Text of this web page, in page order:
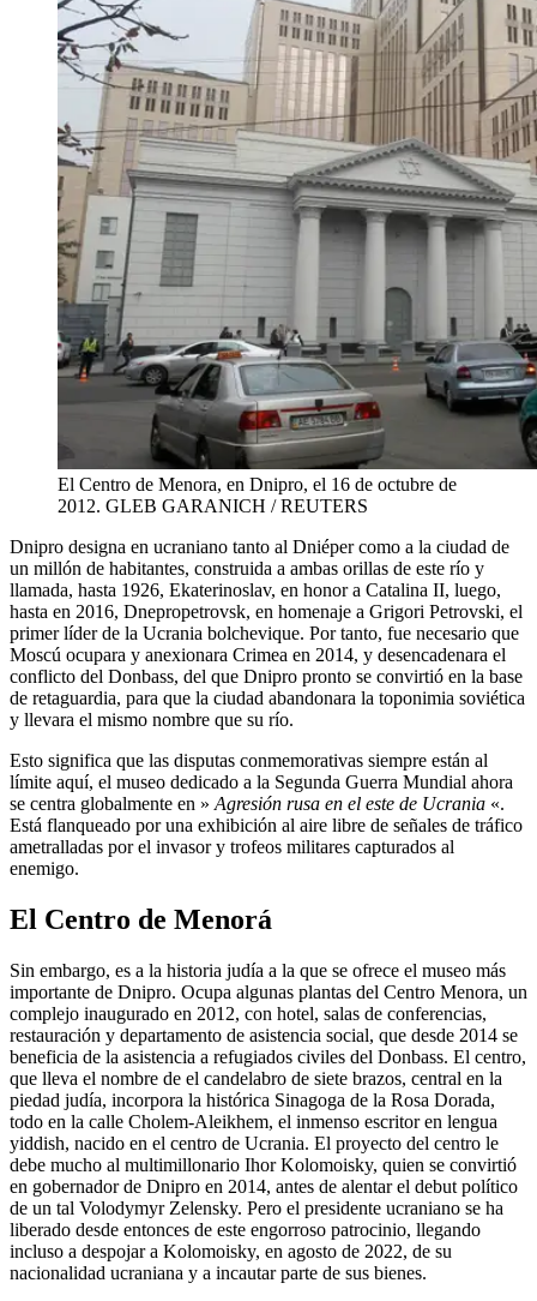
El Centro de Menora, en Dnipro, el 16 de octubre de
2012. GLEB GARANICH / REUTERS
Dnipro designa en ucraniano tanto al Dniéper como a la ciudad de
un millón de habitantes, construida a ambas orillas de este río y
llamada, hasta 1926, Ekaterinoslav, en honor a Catalina II, luego,
hasta en 2016, Dnepropetrovsk, en homenaje a Grigori Petrovski, el
primer líder de la Ucrania bolchevique. Por tanto, fue necesario que
Moscú ocupara y anexionara Crimea en 2014, y desencadenara el
conflicto del Donbass, del que Dnipro pronto se convirtió en la base
de retaguardia, para que la ciudad abandonara la toponimia soviética
y llevara el mismo nombre que su río.
Esto significa que las disputas conmemorativas siempre están al
límite aquí, el museo dedicado a la Segunda Guerra Mundial ahora
se centra globalmente en » Agresión rusa en el este de Ucrania «.
Está flanqueado por una exhibición al aire libre de señales de tráfico
ametralladas por el invasor y trofeos militares capturados al
enemigo.
El Centro de Menorá
Sin embargo, es a la historia judía a la que se ofrece el museo más
importante de Dnipro. Ocupa algunas plantas del Centro Menora, un
complejo inaugurado en 2012, con hotel, salas de conferencias,
restauración y departamento de asistencia social, que desde 2014 se
beneficia de la asistencia a refugiados civiles del Donbass. El centro,
que lleva el nombre de el candelabro de siete brazos, central en la
piedad judía, incorpora la histórica Sinagoga de la Rosa Dorada,
todo en la calle Cholem-Aleikhem, el inmenso escritor en lengua
yiddish, nacido en el centro de Ucrania. El proyecto del centro le
debe mucho al multimillonario Ihor Kolomoisky, quien se convirtió
en gobernador de Dnipro en 2014, antes de alentar el debut político
de un tal Volodymyr Zelensky. Pero el presidente ucraniano se ha
liberado desde entonces de este engorroso patrocinio, llegando
incluso a despojar a Kolomoisky, en agosto de 2022, de su
nacionalidad ucraniana y a incautar parte de sus bienes.